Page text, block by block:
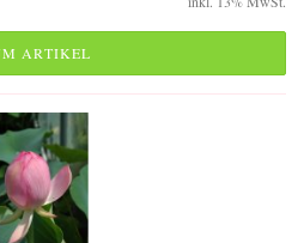
ARTIKEL